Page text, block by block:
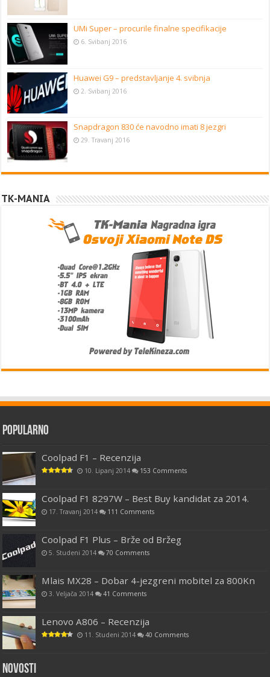
UMi Super – procurile finalne specifikacije
6. Svibanj 2016
Huawei G9 – predstavljanje 4. svibnja
2. Svibanj 2016
Snapdragon 830 će navodno imati 8 jezgri
29. Travanj 2016
TK-MANIA
Popularno
Coolpad F1 – Recenzija
10. Lipanj 2014 153 Comments
Coolpad F1 8297W – Best Buy kandidat za 2014.
17. Travanj 2014 111 Comments
Coolpad F1 Plus – Brže od Bržeg
5. Studeni 2014 70 Comments
Mlais MX28 – Dobar 4-jezgreni mobitel za 800Kn
3. Veljača 2014 41 Comments
Lenovo A806 – Recenzija
11. Studeni 2014 40 Comments
Novosti